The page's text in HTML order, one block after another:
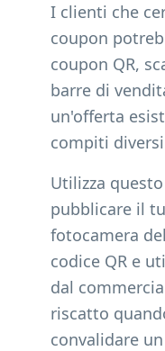
I clienti che
coupon
coupon QR,
barre di
un'offerta
compiti
Utilizza
pubblicare il
fotocamera
codice QR e
dal
riscatto
convalidare